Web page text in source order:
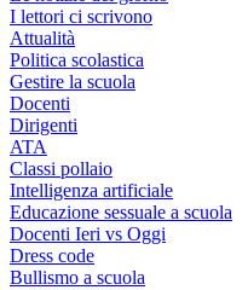
I lettori ci scrivono
Attualità
Politica scolastica
Gestire la scuola
Docenti
Dirigenti
ATA
Classi pollaio
Intelligenza artificiale
Educazione sessuale a scuola
Docenti Ieri vs Oggi
Dress code
Bullismo a scuola